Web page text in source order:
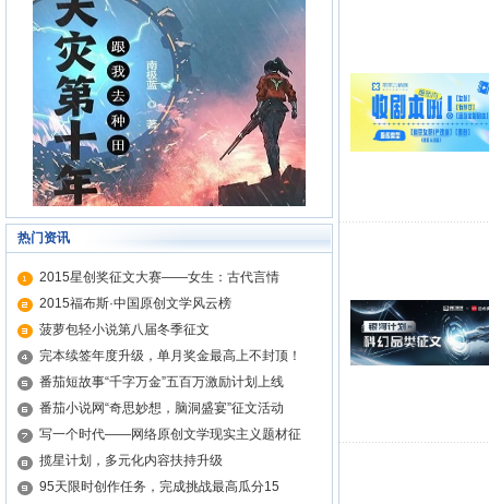
热门资讯
2015星创奖征文大赛——女生：古代言情
2015福布斯·中国原创文学风云榜
菠萝包轻小说第八届冬季征文
完本续签年度升级，单月奖金最高上不封顶！
番茄短故事“千字万金”五百万激励计划上线
番茄小说网“奇思妙想，脑洞盛宴”征文活动
写一个时代——网络原创文学现实主义题材征
揽星计划，多元化内容扶持升级
95天限时创作任务，完成挑战最高瓜分15